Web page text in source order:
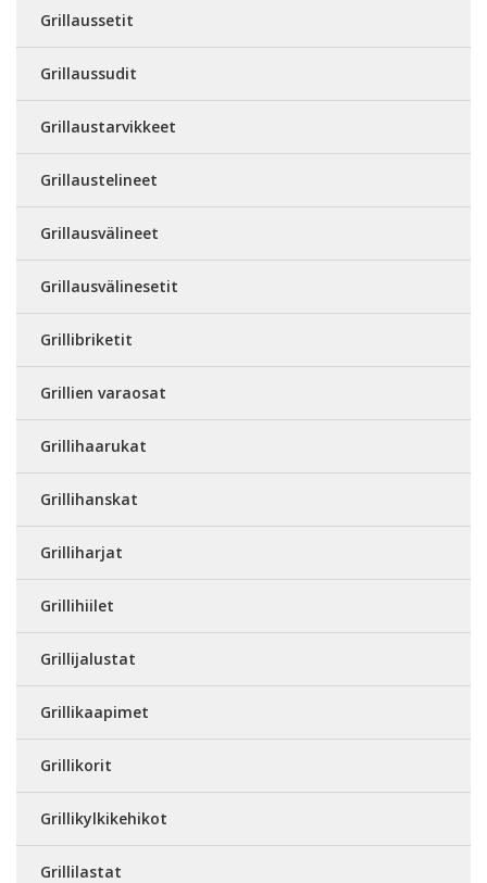
Grillaussetit
Grillaussudit
Grillaustarvikkeet
Grillaustelineet
Grillausvälineet
Grillausvälinesetit
Grillibriketit
Grillien varaosat
Grillihaarukat
Grillihanskat
Grilliharjat
Grillihiilet
Grillijalustat
Grillikaapimet
Grillikorit
Grillikylkikehikot
Grillilastat